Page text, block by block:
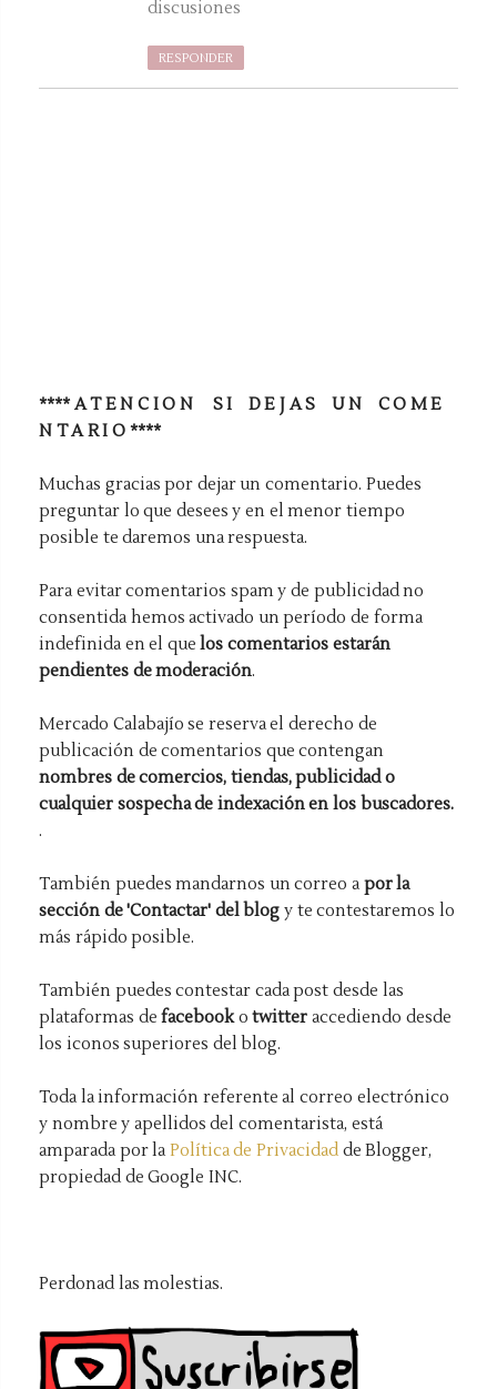
discusiones
RESPONDER
**** A T E N C I O N S I D E J A S U N C O M E
N T A R I O ****
Muchas gracias por dejar un comentario. Puedes
preguntar lo que desees y en el menor tiempo
posible te daremos una respuesta.
Para evitar comentarios spam y de publicidad no
consentida hemos activado un período de forma
indefinida en el quelos comentarios estarán
pendientes de moderación.
Mercado Calabajío se reserva el derecho de
publicación de comentarios que contengan
nombres de comercios, tiendas, publicidad o
cualquier sospecha de indexación en los buscadores.
.
También puedes mandarnos un correo a por la
sección de 'Contactar' del blog y te contestaremos lo
más rápido posible.
También puedes contestar cada post desde las
plataformas defacebookotwitter accediendo desde
los iconos superiores del blog.
Toda la información referente al correo electrónico
y nombre y apellidos del comentarista, está
amparada por la Política de Privacidad de Blogger,
propiedad de Google INC.
Perdonad las molestias.